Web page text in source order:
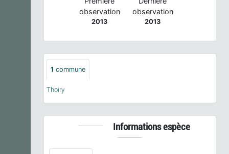
observation
2013
observation
2013
1 commune
Thoiry
Informations espèce